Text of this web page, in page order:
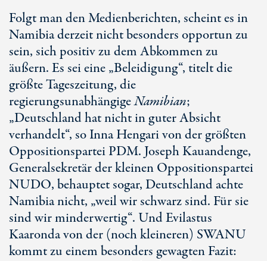
Folgt man den Medienberichten, scheint es in
Namibia derzeit nicht besonders opportun zu
sein, sich positiv zu dem Abkommen zu
äußern. Es sei eine „Beleidigung“, titelt die
größte Tageszeitung, die
regierungsunabhängigeNamibian;
„Deutschland hat nicht in guter Absicht
verhandelt“, so Inna Hengari von der größten
Oppositionspartei PDM. Joseph Kauandenge,
Generalsekretär der kleinen Oppositionspartei
NUDO, behauptet sogar, Deutschland achte
Namibia nicht, „weil wir schwarz sind. Für sie
sind wir minderwertig“. Und Evilastus
Kaaronda von der (noch kleineren) SWANU
kommt zu einem besonders gewagten Fazit: